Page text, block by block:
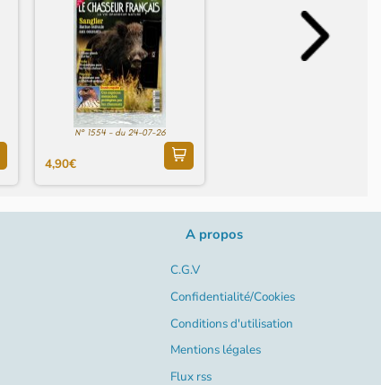
N° 1554 - du 24-07-26
4,90€
A propos
C.G.V
Confidentialité/Cookies
Conditions d'utilisation
Mentions légales
Flux rss